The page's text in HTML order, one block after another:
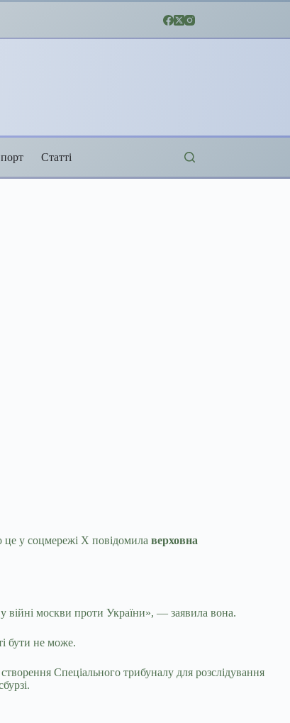
Статті
це у соцмережі Х повідомила верховна
війні москви проти України», — заявила вона.
бути не може.
Спеціального трибуналу для розслідування